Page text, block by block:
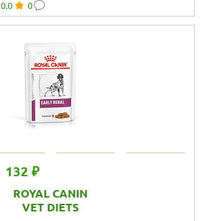
10 кг при
ожирении
0.0 0
132 ₽
ROYAL CANIN
VET DIETS